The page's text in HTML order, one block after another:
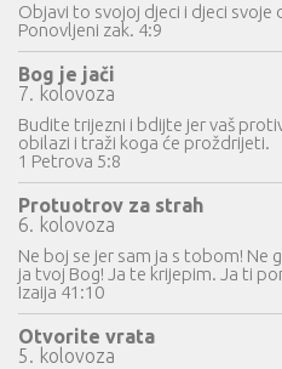
Objavi to svojoj djeci i djeci svoje
Ponovljeni zak. 4:9
Bog je jači
7. kolovoza
Budite trijezni i bdijte jer vaš
obilazi i traži koga će proždrijeti.
1 Petrova 5:8
Protuotrov za strah
6. kolovoza
Ne boj se jer sam ja s tobom! Ne
ja tvoj Bog! Ja te krijepim. Ja ti
Izaija 41:10
Otvorite vrata
5. kolovoza